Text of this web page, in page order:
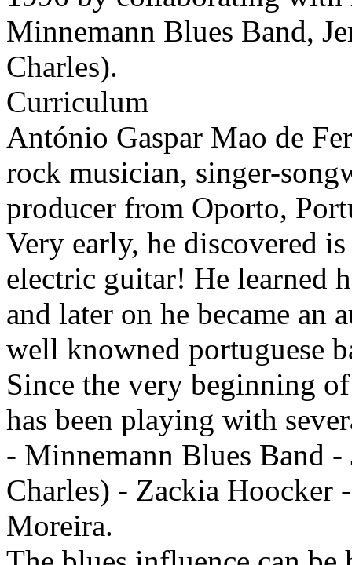
Minnemann Blues Band,
Charles).
Curriculum
António Gaspar Mao de
rock musician, singer-
producer from Oporto,
Very early, he discovered
electric guitar! He learned
and later on he became an
well knowned portuguese
Since the very beginning
has been playing with
- Minnemann Blues Band
Charles) - Zackia
Moreira.